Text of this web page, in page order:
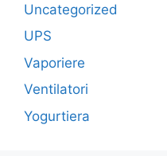
Uncategorized
UPS
Vaporiere
Ventilatori
Yogurtiera